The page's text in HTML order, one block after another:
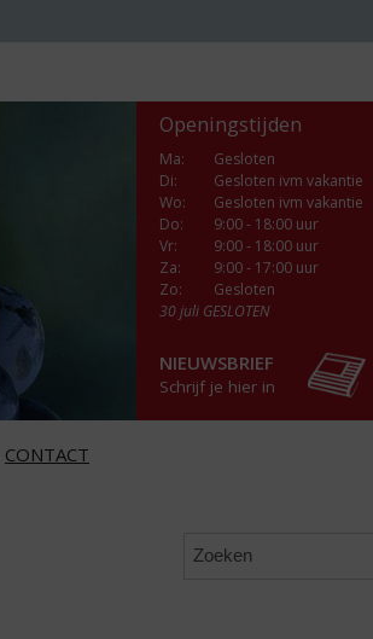
Openingstijden
Ma:
Gesloten
Di:
Gesloten ivm vakantie
Wo:
Gesloten ivm vakantie
Do:
9:00 - 18:00 uur
Vr:
9:00 - 18:00 uur
Za:
9:00 - 17:00 uur
Zo:
Gesloten
30 juli GESLOTEN
NIEUWSBRIEF
Schrijf je hier in
CONTACT